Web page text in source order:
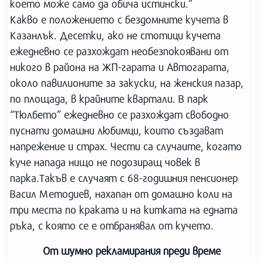
което може само да обича истински.”
Какво е положението с бездомните кучета в
Казанлък. Десетки, ако не стотици кучета
ежедневно се разхождат необезпокоявани от
никого в района на ЖП-гарата и Автогарата,
около павилионите за закуски, на женския пазар,
по площада, в крайните квартали. В парк
“Тюлбето” ежедневно се разхождат свободно
пуснати домашни любимци, които създават
напрежение и страх. Чести са случаите, когато
куче напада нищо не подозиращ човек в
парка.Такъв е случаят с 68-годишния пенсионер
Васил Методиев, нахапан от домашно коли на
три места по краката и на китката на едната
ръка, с която се е отбранявал от кучето.
От шумно рекламирания преди време